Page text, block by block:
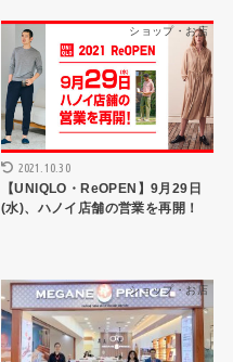
ショップ・お店
2021.10.30
【UNIQLO・ReOPEN】9月29日
(水)、ハノイ店舗の営業を再開！
ショップ・お店